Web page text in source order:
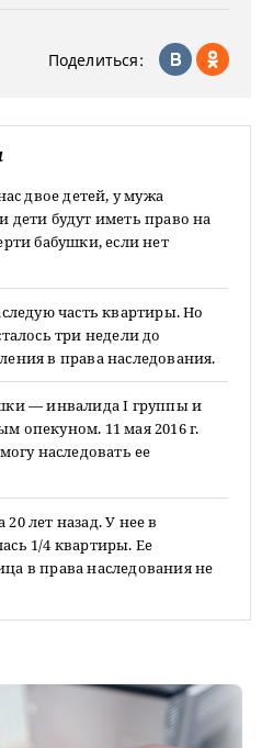
Поделиться:
двое детей, у мужа
дети будут иметь право на
бабушки, если нет
часть квартиры. Но
три недели до
в права наследования.
— инвалида I группы и
опекуном. 11 мая 2016 г.
наследовать ее
лет назад. У нее в
1/4 квартиры. Ее
в права наследования не